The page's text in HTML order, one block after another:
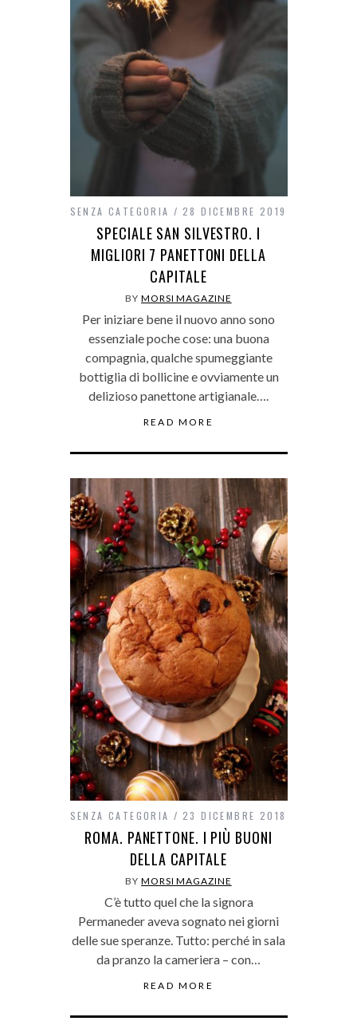
SENZA CATEGORIA 28 DICEMBRE 2019
SPECIALE SAN SILVESTRO. I
MIGLIORI 7 PANETTONI DELLA
CAPITALE
BYMORSI MAGAZINE
Per iniziare bene il nuovo anno sono
essenziale poche cose: una buona
compagnia, qualche spumeggiante
bottiglia di bollicine e ovviamente un
delizioso panettone artigianale….
READ MORE
SENZA CATEGORIA 23 DICEMBRE 2018
ROMA. PANETTONE. I PIÙ BUONI
DELLA CAPITALE
BYMORSI MAGAZINE
C’è tutto quel che la signora
Permaneder aveva sognato nei giorni
delle sue speranze. Tutto: perché in sala
da pranzo la cameriera – con…
READ MORE